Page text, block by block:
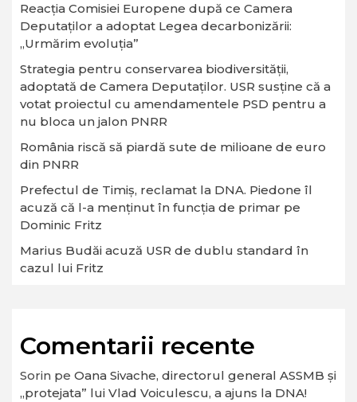
Reacția Comisiei Europene după ce Camera
Deputaților a adoptat Legea decarbonizării:
„Urmărim evoluția”
Strategia pentru conservarea biodiversităţii,
adoptată de Camera Deputaţilor. USR susține că a
votat proiectul cu amendamentele PSD pentru a
nu bloca un jalon PNRR
România riscă să piardă sute de milioane de euro
din PNRR
Prefectul de Timiș, reclamat la DNA. Piedone îl
acuză că l-a menținut în funcția de primar pe
Dominic Fritz
Marius Budăi acuză USR de dublu standard în
cazul lui Fritz
Comentarii recente
Sorin pe Oana Sivache, directorul general ASSMB și
„protejata” lui Vlad Voiculescu, a ajuns la DNA!